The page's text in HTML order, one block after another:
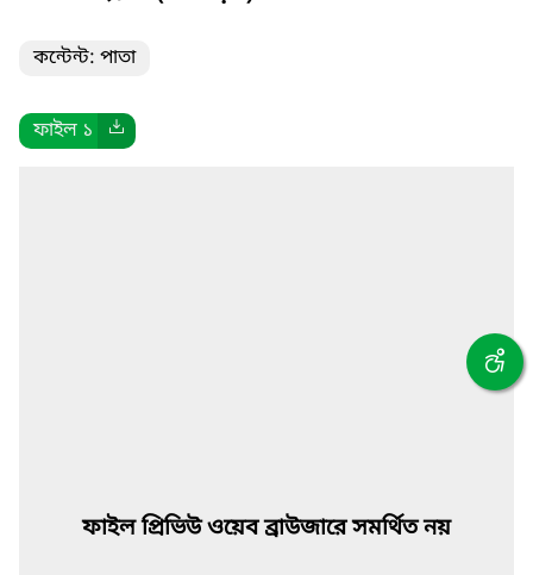
কন্টেন্ট: পাতা
ফাইল ১
ফাইল প্রিভিউ ওয়েব ব্রাউজারে সমর্থিত নয়